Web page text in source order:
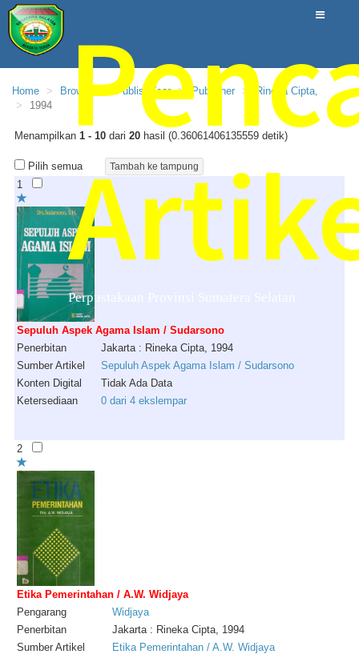
Perpustakaan Provinsi Sumatera Selatan
Home Browse PublishYear Publisher
Rineka Cipta,
1994
Menampilkan 1 - 10 dari 20 hasil (0.36061406135559 detik)
Pilih semua
1
Sepuluh Aspek Agama Islam / Sudarsono
Penerbitan
Jakarta : Rineka Cipta, 1994
Sumber Artikel
Sepuluh Aspek Agama Islam / Sudarsono
Konten Digital
Tidak Ada Data
Ketersediaan
0 dari 4 ekslempar
2
Etika Pemerintahan / A.W. Widjaya
Pengarang
Widjaya
Penerbitan
Jakarta : Rineka Cipta, 1994
Sumber Artikel
Etika Pemerintahan / A.W. Widjaya